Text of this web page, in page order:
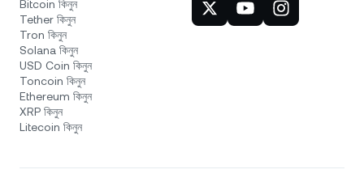
Bitcoin কিনুন
Tether কিনুন
Tron কিনুন
Solana কিনুন
USD Coin কিনুন
Toncoin কিনুন
Ethereum কিনুন
XRP কিনুন
Litecoin কিনুন